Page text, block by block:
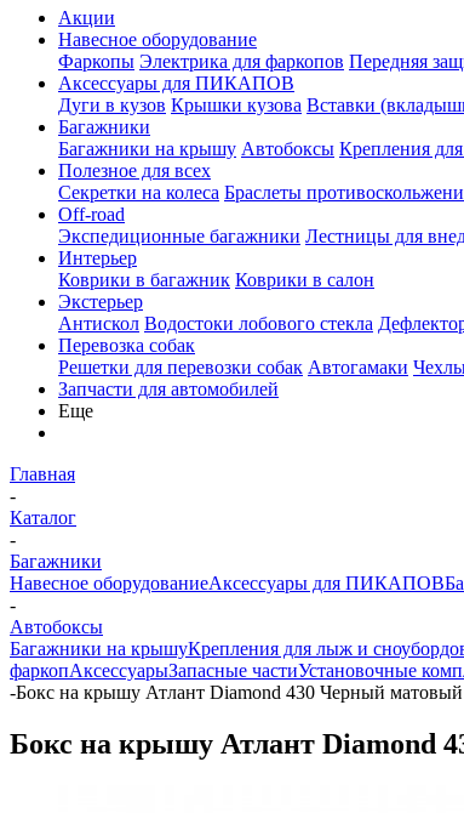
Акции
Навесное оборудование
Фаркопы Электрика для фаркопов Передняя
Аксессуары для ПИКАПОВ
Дуги в кузов Крышки кузова Вставки
Багажники
Багажники на крышу Автобоксы Крепления
Полезное для всех
Секретки на колеса Браслеты
Off-road
Экспедиционные багажники Лестницы для
Интерьер
Коврики в багажник Коврики в салон
Экстерьер
Антискол Водостоки лобового стекла
Перевозка собак
Решетки для перевозки собак Автогамаки
Запчасти для автомобилей
Еще
Главная
-
Каталог
-
Багажники
Навесное оборудованиеАксессуары для ПИКАПОВ
-
Автобоксы
Багажники на крышуКрепления для лыж и
фаркопАксессуарыЗапасные частиУстановочные
-Бокс на крышу Атлант Diamond 430 Черный
Бокс на крышу Атлант Diamond